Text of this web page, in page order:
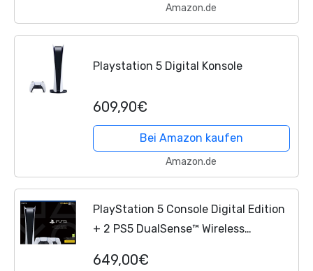
Amazon.de
Playstation 5 Digital Konsole
609,90€
Bei Amazon kaufen
Amazon.de
PlayStation 5 Console Digital Edition
+ 2 PS5 DualSense™ Wireless
649,00€